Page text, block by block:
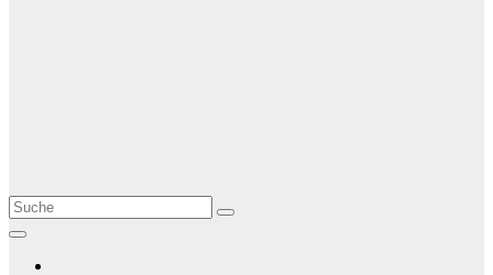
Le Matin
AGENCE DE PRESSE